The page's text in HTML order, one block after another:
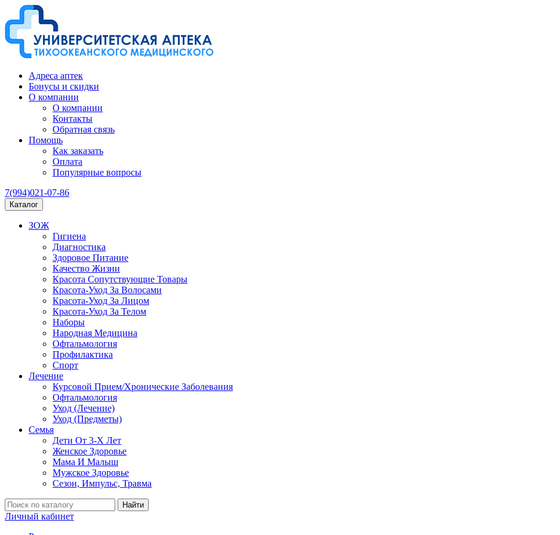
Адреса аптек
Бонусы и скидки
О компании
О компании
Контакты
Обратная связь
Помощь
Как заказать
Оплата
Популярные вопросы
7(994)021-07-86
Каталог
ЗОЖ
Гигиена
Диагностика
Здоровое Питание
Качество Жизни
Красота Сопутствующие Товары
Красота-Уход За Волосами
Красота-Уход За Лицом
Красота-Уход За Телом
Наборы
Народная Медицина
Офтальмология
Профилактика
Спорт
Лечение
Курсовой Прием/Хронические Заболевания
Офтальмология
Уход (Лечение)
Уход (Предметы)
Семья
Дети От 3-Х Лет
Женское Здоровье
Мама И Малыш
Мужское Здоровье
Сезон, Импульс, Травма
Найти
Личный кабинет